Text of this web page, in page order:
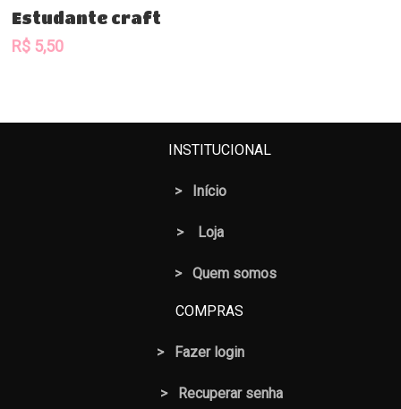
Comprar
Estudante craft
R$ 5,50
INSTITUCIONAL
> Início
> Loja
> Quem somos
COMPRAS
> Fazer login
> Recuperar senha